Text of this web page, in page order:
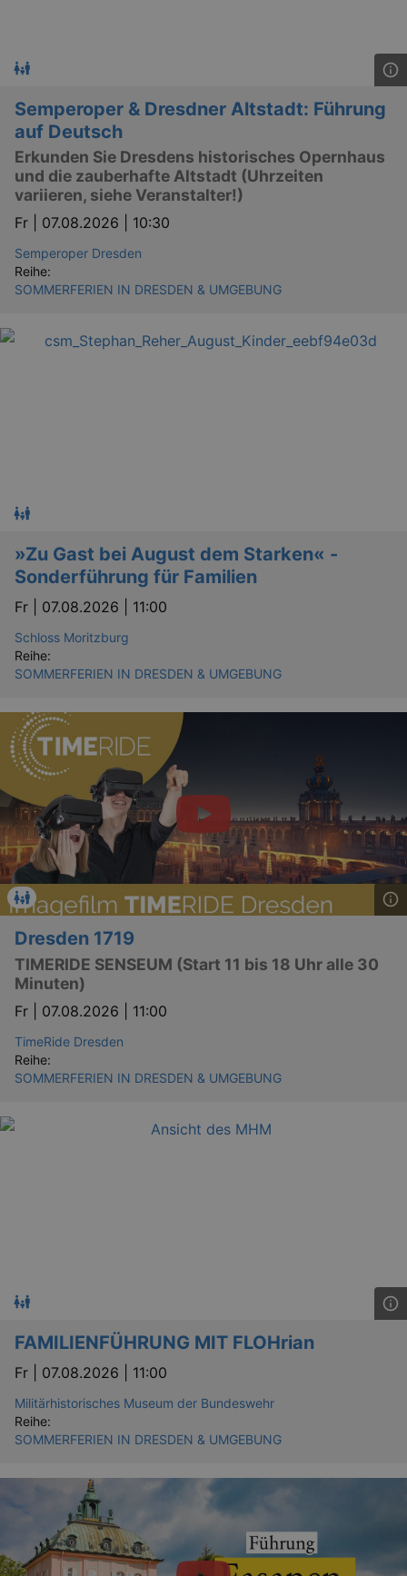
Semperoper & Dresdner Altstadt: Führung
auf Deutsch
Erkunden Sie Dresdens historisches Opernhaus
und die zauberhafte Altstadt (Uhrzeiten
variieren, siehe Veranstalter!)
Fr | 07.08.2026 | 10:30
Semperoper Dresden
Reihe:
SOMMERFERIEN IN DRESDEN & UMGEBUNG
»Zu Gast bei August dem Starken« -
Sonderführung für Familien
Fr | 07.08.2026 | 11:00
Schloss Moritzburg
Reihe:
SOMMERFERIEN IN DRESDEN & UMGEBUNG
Dresden 1719
TIMERIDE SENSEUM (Start 11 bis 18 Uhr alle 30
Minuten)
Fr | 07.08.2026 | 11:00
TimeRide Dresden
Reihe:
SOMMERFERIEN IN DRESDEN & UMGEBUNG
FAMILIENFÜHRUNG MIT FLOHrian
Fr | 07.08.2026 | 11:00
Militärhistorisches Museum der Bundeswehr
Reihe:
SOMMERFERIEN IN DRESDEN & UMGEBUNG